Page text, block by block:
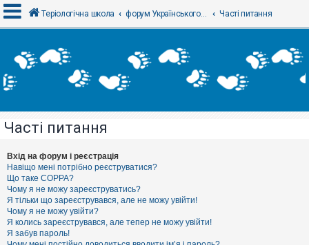
х
і
Р
є
с
т
р
а
ц
і
я
Теріологічна школа форум Українського теріологічного товариства Часті питання
Часті питання
Вхід на форум і реєстрація
Навіщо мені потрібно реєструватися?
Що таке COPPA?
Чому я не можу зареєструватись?
Я тільки що зареєструвався, але не можу увійти!
Чому я не можу увійти?
Я колись зареєструвався, але тепер не можу увійти!
Я забув пароль!